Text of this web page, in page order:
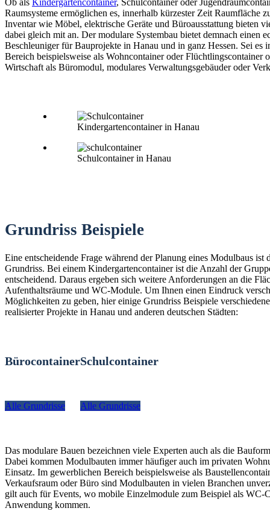
Raumsysteme ermöglichen es, innerhalb kürzester Zeit Raumfläche
Inventar wie Möbel, elektrische Geräte und Büroausstattung bieten
dabei gleich mit an. Der modulare Systembau bietet demnach einen
Beschleuniger für Bauprojekte in Hanau und in ganz Hessen. Sei es
Bereich beispielsweise als Wohncontainer oder Flüchtlingscontainer
Wirtschaft als Büromodul, modulares Verwaltungsgebäuder oder
Kindergartencontainer in Hanau
Schulcontainer in Hanau
Grundriss Beispiele
Eine entscheidende Frage während der Planung eines Modulbaus ist
Grundriss. Bei einem Kindergartencontainer ist die Anzahl der
entscheidend. Daraus ergeben sich weitere Anforderungen an die
Aufenthaltsräume und WC-Module. Um Ihnen einen Eindruck
Möglichkeiten zu geben, hier einige Grundriss Beispiele
realisierter Projekte in Hanau und anderen deutschen Städten:
Bürocontainer
Alle Grundrisse
Schulcontainer
Alle Grundrisse
Das modulare Bauen bezeichnen viele Experten auch als die
Dabei kommen Modulbauten immer häufiger auch im privaten
Einsatz. Im gewerblichen Bereich beispielsweise als
Verkaufsraum oder Büro sind Modulbauten in vielen Branchen
gilt auch für Events, wo mobile Einzelmodule zum Beispiel als WC-
Anwendung kommen.